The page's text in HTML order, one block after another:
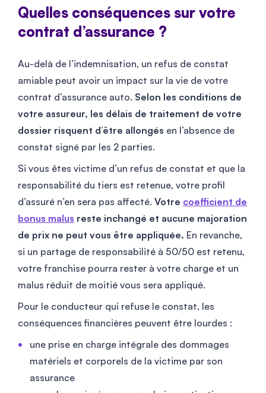
Quelles conséquences sur votre
contrat d’assurance ?
Au-delà de l’indemnisation, un refus de constat
amiable peut avoir un impact sur la vie de votre
contrat d’assurance auto. Selon les conditions de
votre assureur, les délais de traitement de votre
dossier risquent d’être allongés en l’absence de
constat signé par les 2 parties.
Si vous êtes victime d’un refus de constat et que la
responsabilité du tiers est retenue, votre profil
d’assuré n’en sera pas affecté. Votre coefficient de
bonus malus reste inchangé et aucune majoration
de prix ne peut vous être appliquée. En revanche,
si un partage de responsabilité à 50/50 est retenu,
votre franchise pourra rester à votre charge et un
malus réduit de moitié vous sera appliqué.
Pour le conducteur qui refuse le constat, les
conséquences financières peuvent être lourdes :
une prise en charge intégrale des dommages
matériels et corporels de la victime par son
assurance